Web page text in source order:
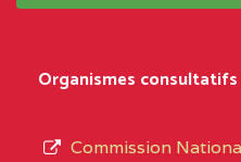
type
Organismes consultatifs
Commission